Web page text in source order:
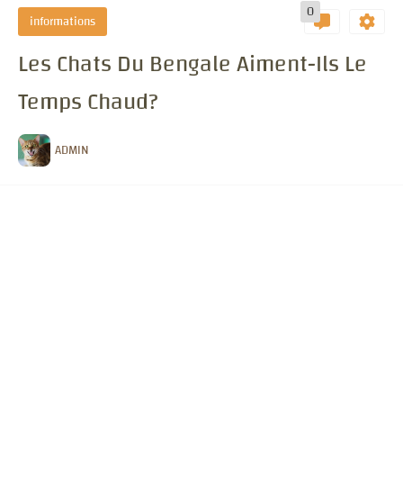
informations 0
Les Chats Du Bengale Aiment-Ils Le
Temps Chaud?
ADMIN